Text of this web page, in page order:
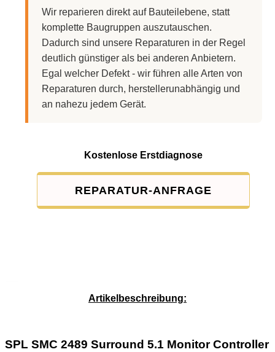
Wir reparieren direkt auf Bauteilebene, statt
komplette Baugruppen auszutauschen.
Dadurch sind unsere Reparaturen in der Regel
deutlich günstiger als bei anderen Anbietern.
Egal welcher Defekt - wir führen alle Arten von
Reparaturen durch, herstellerunabhängig und
an nahezu jedem Gerät.
Kostenlose Erstdiagnose
REPARATUR-ANFRAGE
Artikelbeschreibung:
SPL SMC 2489 Surround 5.1 Monitor Controller